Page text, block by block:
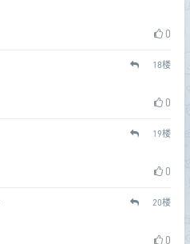
0
18楼
0
19楼
0
20楼
0